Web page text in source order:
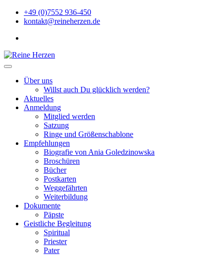
Inhalten
+49 (0)7552 936-450
kontakt@reineherzen.de
Reine Herzen
Über uns
Willst auch Du glücklich werden?
Aktuelles
Anmeldung
Mitglied werden
Satzung
Ringe und Größenschablone
Empfehlungen
Biografie von Ania Goledzinowska
Broschüren
Bücher
Postkarten
Weggefährten
Weiterbildung
Dokumente
Päpste
Geistliche Begleitung
Spiritual
Priester
Pater